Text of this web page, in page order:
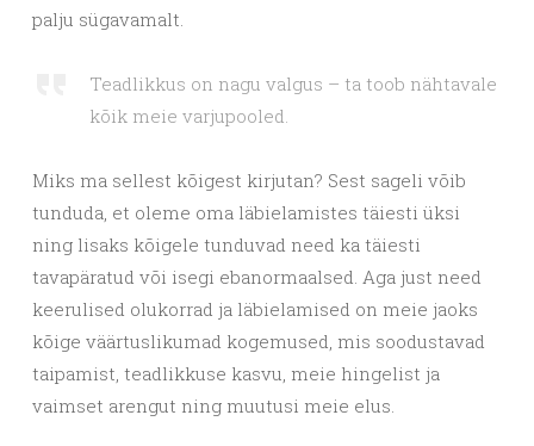
palju sügavamalt.
Teadlikkus on nagu valgus – ta toob nähtavale
kõik meie varjupooled.
Miks ma sellest kõigest kirjutan? Sest sageli võib
tunduda, et oleme oma läbielamistes täiesti üksi
ning lisaks kõigele tunduvad need ka täiesti
tavapäratud või isegi ebanormaalsed. Aga just need
keerulised olukorrad ja läbielamised on meie jaoks
kõige väärtuslikumad kogemused, mis soodustavad
taipamist, teadlikkuse kasvu, meie hingelist ja
vaimset arengut ning muutusi meie elus.